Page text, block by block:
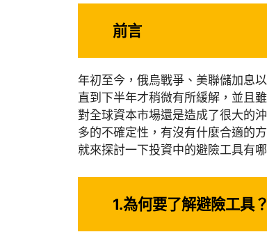
前言
年初至今，俄烏戰爭、美聯儲加息
直到下半年才稍微有所緩解，並且
對全球資本市場還是造成了很大的
多的不確定性，有沒有什麼合適的
就來探討一下投資中的避險工具有
1.為何要了解避險工具？